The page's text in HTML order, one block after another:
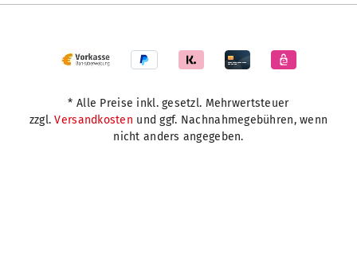
* Alle Preise inkl. gesetzl. Mehrwertsteuer
zzgl.Versandkosten und ggf. Nachnahmegebühren, wenn
nicht anders angegeben.